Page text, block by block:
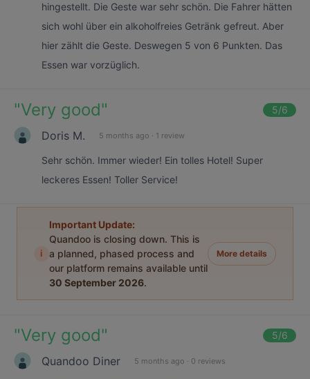
hingestellt. Die Geste war sehr schön. Die Fahrer hätten
sich wohl über ein alkoholfreies Getränk gefreut. Aber
hier zählt die Geste. Deswegen 5 von 6 Punkten. Das
Essen war vorzüglich.
"Very good" 5/6
Doris M. 5 months ago · 1 review
Sehr schön. Immer wieder! Ein tolles Hotel! Super
leckeres Essen! Toller Service!
i
Important Update:
Quandoo is closing down. This is
a planned, phased process and
our platform remains available until
30 September 2026.
More details
"Very good" 5/6
Quandoo Diner 5 months ago · 0 reviews